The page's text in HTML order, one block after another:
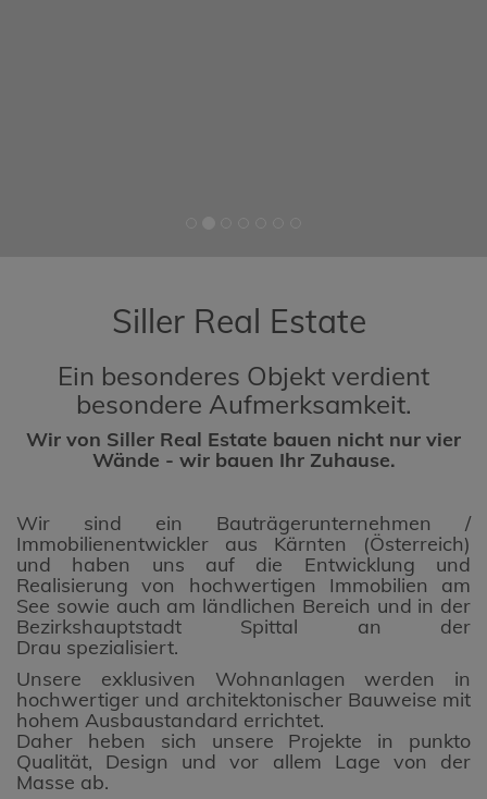
Siller Real Estate
Ein besonderes Objekt verdient
besondere Aufmerksamkeit.
Wir von Siller Real Estate bauen nicht nur vier
Wände - wir bauen Ihr Zuhause.
Wir sind ein Bauträgerunternehmen /
Immobilienentwickler aus Kärnten (Österreich)
und haben uns auf die Entwicklung und
Realisierung von hochwertigen Immobilien am
See sowie auch am ländlichen Bereich und in der
Bezirkshauptstadt Spittal an der
Drau spezialisiert.
Unsere exklusiven Wohnanlagen werden in
hochwertiger und architektonischer Bauweise mit
hohem Ausbaustandard errichtet.
Daher heben sich unsere Projekte in punkto
Qualität, Design und vor allem Lage von der
Masse ab.